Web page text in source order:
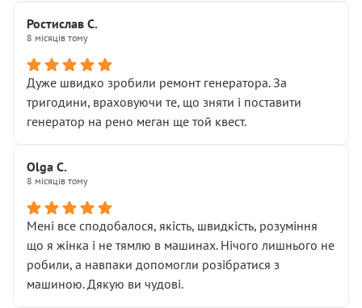
Хотілося б більше:
• належної уваги до авто
• прозорості в роботах і рахунках
• реальної діагностики, а не формального
“подивились і поїхав”
На жаль, складається враження, що сервіс працює не
Стосовно комунікації - все добре
звертатися до цього автосервісу.
Ростислав С.
8 місяців тому
Дуже швидко зробили ремонт генератора. За
тригодини, враховуючи те, що зняти і поставити
генератор на рено меган ще той квест.
Olga С.
8 місяців тому
Мені все сподобалося, якість, швидкість, розуміння
що я жінка і не тямлю в машинах. Нічого лишнього не
робили, а навпаки допомогли розібратися з
машиною. Дякую ви чудові.